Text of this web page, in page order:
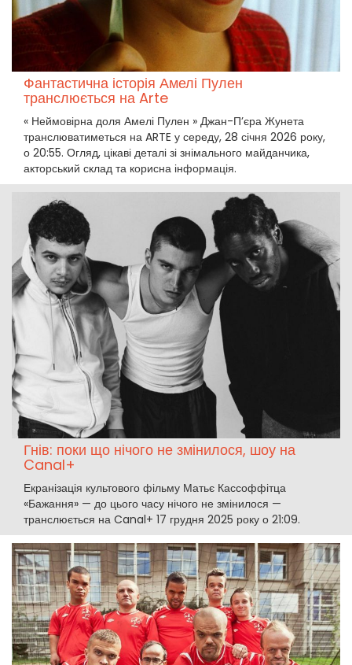
Фантастична історія Амелі Пулен
транслюється на Arte
« Неймовірна доля Амелі Пулен » Джан-П’єра Жунета
транслюватиметься на ARTE у середу, 28 січня 2026 року,
о 20:55. Огляд, цікаві деталі зі знімального майданчика,
акторський склад та корисна інформація.
Гнів: поки що нічого не змінилося, шоу на
Canal+
Екранізація культового фільму Матьє Кассоффітца
«Бажання» — до цього часу нічого не змінилося —
транслюється на Canal+ 17 грудня 2025 року о 21:09.